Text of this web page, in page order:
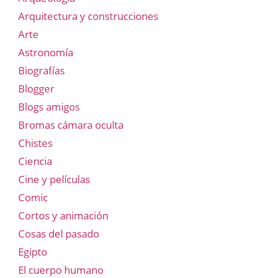
Arquitectura y construcciones
Arte
Astronomía
Biografías
Blogger
Blogs amigos
Bromas cámara oculta
Chistes
Ciencia
Cine y películas
Comic
Cortos y animación
Cosas del pasado
Egipto
El cuerpo humano